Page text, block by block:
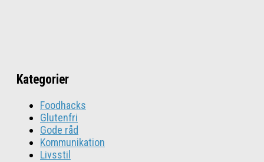
Kategorier
Foodhacks
Glutenfri
Gode råd
Kommunikation
Livsstil